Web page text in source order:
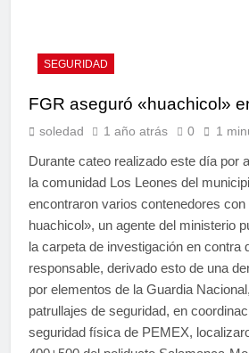
SEGURIDAD
FGR aseguró «huachicol»
soledad 1 año atrás 0 1
Durante cateo realizado este día por
la comunidad Los Leones del
encontraron varios contenedores
huachicol», un agente del ministerio
la carpeta de investigación en contra
responsable, derivado esto de una
por elementos de la Guardia
patrullajes de seguridad, en
seguridad física de PEMEX,